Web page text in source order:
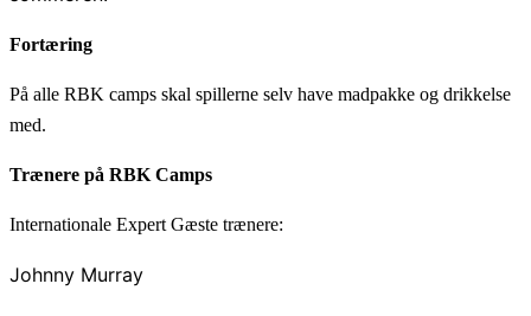
Fortæring
På alle RBK camps skal spillerne selv have madpakke og drikkelse
med.
Trænere på RBK Camps
Internationale Expert Gæste trænere:
Johnny Murray